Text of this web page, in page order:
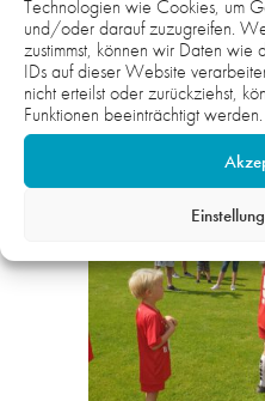
Technologien wie Cookies, um
und/oder darauf zuzugreifen.
zustimmst, können wir Daten wie
IDs auf dieser Website
nicht erteilst oder zurückziehst,
Funktionen beeinträchtigt werden.
52:53 Minuten. Über fünf
ebenfalls nur gegen die Uhr
war er zufrieden. Hinter ihm
26-jährige Anna Schultz-